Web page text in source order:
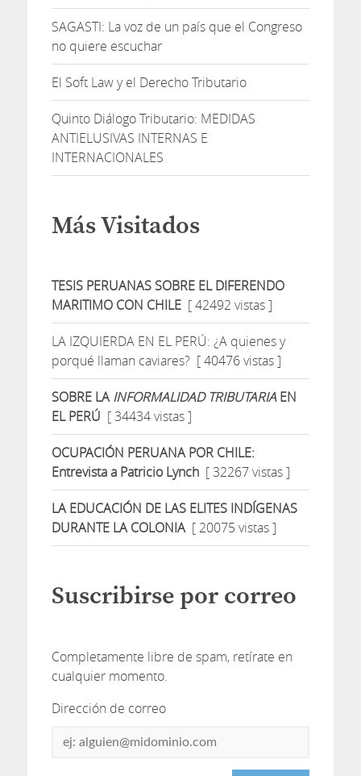
SAGASTI: La voz de un país que el Congreso
no quiere escuchar
El Soft Law y el Derecho Tributario
Quinto Diálogo Tributario: MEDIDAS
ANTIELUSIVAS INTERNAS E
INTERNACIONALES
Más Visitados
TESIS PERUANAS SOBRE EL DIFERENDO
MARITIMO CON CHILE[ 42492 vistas ]
LA IZQUIERDA EN EL PERÚ: ¿A quienes y
porqué llaman caviares? [ 40476 vistas ]
SOBRE LAINFORMALIDAD TRIBUTARIAEN
EL PERÚ [ 34434 vistas ]
OCUPACIÓN PERUANA POR CHILE:
Entrevista a Patricio Lynch[ 32267 vistas ]
LA EDUCACIÓN DE LAS ELITES INDÍGENAS
DURANTE LA COLONIA[ 20075 vistas ]
Suscribirse por correo
Completamente libre de spam, retírate en
cualquier momento.
Dirección de correo
Dirección